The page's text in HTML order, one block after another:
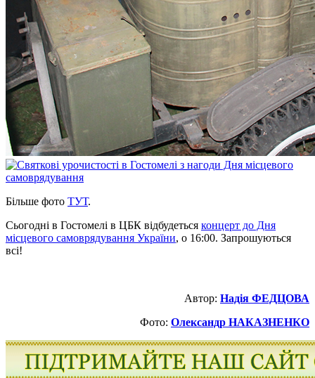
Більше фото ТУТ.
Сьогодні в Гостомелі в ЦБК відбудеться концерт до Дня
місцевого самоврядування України, о 16:00. Запрошуються
всі!
Автор: Надія ФЕДЦОВА
Фото: Олександр НАКАЗНЕНКО